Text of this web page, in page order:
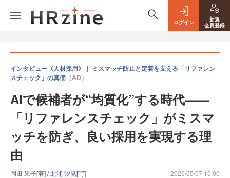
ログイン
新規
会員登録
インタビュー《人材採用》｜ ミスマッチ防止と定着を支える「リファレン
スチェック」の真価 （AD）
AIで候補者が“均質化”する時代——
「リファレンスチェック」がミスマ
ッチを防ぎ、良い採用を実現する理
由
岡田 果子[著] /北浦 汐見[写] 2026/05/07 10:00